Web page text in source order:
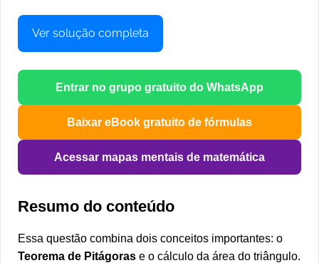
Ver solução completa
Entrar no grupo gratuito do WhatsApp
Baixar eBook gratuito de fórmulas
Acessar mapas mentais de matemática
Resumo do conteúdo
Essa questão combina dois conceitos importantes: o
Teorema de Pitágoras e o cálculo da área do triângulo.